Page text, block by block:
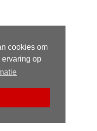
cookies om
ervaring op